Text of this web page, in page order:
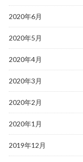
2020年6月
2020年5月
2020年4月
2020年3月
2020年2月
2020年1月
2019年12月